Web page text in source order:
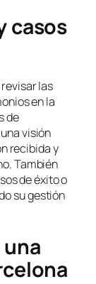
casos
las
en la
de
visión
recibida y
También
de éxito o
su gestión